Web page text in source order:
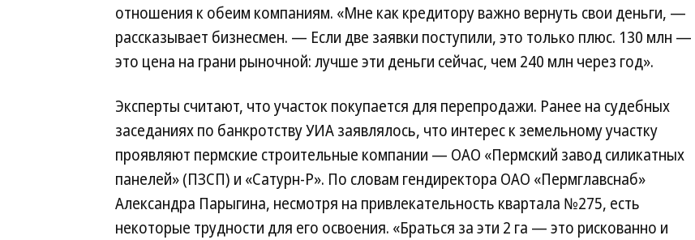
отношения к обеим компаниям. «Мне как кредитору важно вернуть свои деньги, —
рассказывает бизнесмен. — Если две заявки поступили, это только плюс. 130 млн —
это цена на грани рыночной: лучше эти деньги сейчас, чем 240 млн через год».
Эксперты считают, что участок покупается для перепродажи. Ранее на судебных
заседаниях по банкротству УИА заявлялось, что интерес к земельному участку
проявляют пермские строительные компании — ОАО «Пермский завод силикатных
панелей» (ПЗСП) и «Сатурн-Р». По словам гендиректора ОАО «Пермглавснаб»
Александра Парыгина, несмотря на привлекательность квартала №275, есть
некоторые трудности для его освоения. «Браться за эти 2 га — это рискованно и